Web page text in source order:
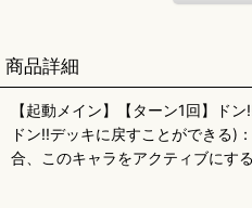
商品詳細
【起動メイン】【ターン1回】ド
ドン!!デッキに戻すことができる)
合、このキャラをアクティブにする